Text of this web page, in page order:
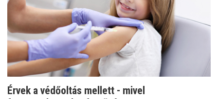
Érvek a védőoltás mellett - mivel